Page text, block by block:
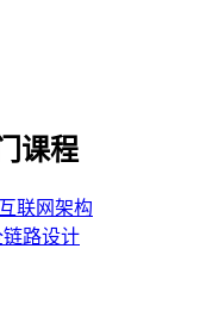
课程
联网架构
路设计